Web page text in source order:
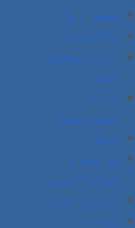
صفحہ اول
پاکستان
انٹرنیشنل
نیوز
اردو
نیوزپیپر
صحت
سائنس و
ٹیکنالوجی
ہماری ٹیم
ہم سے